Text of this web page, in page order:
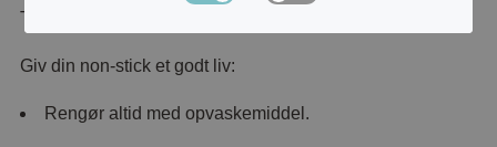
Til alle komfurtyper - også induktion.
Giv din non-stick et godt liv:
Rengør altid med opvaskemiddel.